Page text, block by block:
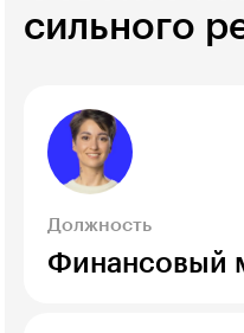
сильного
Должность
Финансовый